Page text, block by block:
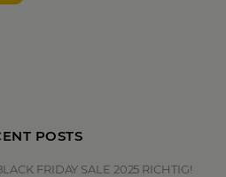
POSTS
FRIDAY SALE 2025 RICHTIG!